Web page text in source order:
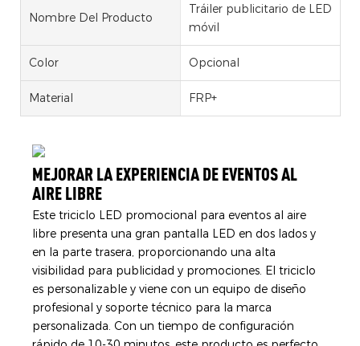
Nombre Del Producto
Tráiler publicitario de LED
móvil
Color Opcional
Material FRP+
MEJORAR LA EXPERIENCIA DE EVENTOS AL
AIRE LIBRE
Este triciclo LED promocional para eventos al aire
libre presenta una gran pantalla LED en dos lados y
en la parte trasera, proporcionando una alta
visibilidad para publicidad y promociones. El triciclo
es personalizable y viene con un equipo de diseño
profesional y soporte técnico para la marca
personalizada. Con un tiempo de configuración